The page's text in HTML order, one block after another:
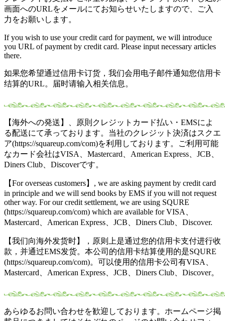
画面へのURLをメールにてお知らせいたしますので、ご入
力をお願いします。
If you wish to use your credit card for payment, we will introduce
you URL of payment by credit card. Please input necessary articles
there.
如果您希望通过信用卡订货，我们会用电子邮件通知您信用卡
结算的URL。届时请输入相关信息。
【海外への発送】、原則クレジットカード払い・EMSによ
る配送にて承っております。当社のクレジット決済はスクエ
ア(https://squareup.com/com)を利用しております。ご利用可能
なカード会社はVISA、Mastercard、American Express、JCB、
Diners Club、Discoverです。
【For overseas customers】, we are asking payment by credit card
in principle and we will send books by EMS if you will not request
other way. For our credit settlement, we are using SQURE
(https://squareup.com/com) which are available for VISA、
Mastercard、American Express、JCB、Diners Club、Discover.
【我们向海外发货时】，原则上是通过您的信用卡支付进行收
款，并通过EMS发货。本公司的信用卡结算使用的是SQURE
(https://squareup.com/com)。可以使用的信用卡公司有VISA、
Mastercard、American Express、JCB、Diners Club、Discover。
あらゆるお問い合わせを歓迎しております。ホームページ掲